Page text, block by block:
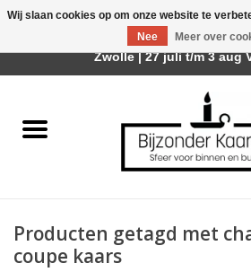
Räder Design Stories
Geurkaarsen
Producten getagd met
coupe kaars
Wij slaan cookies op om onze website te
Nee
Meer over
Afhalen is mogelijk bij mijn winkel
Zwolle | 27 juli t/m 3 aug